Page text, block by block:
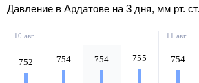
Давление в Ардатове на 3 дня, мм рт. ст.
10 авг
752 754 754 755
11 авг
754